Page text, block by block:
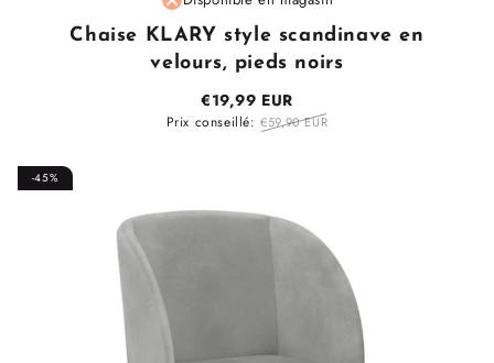
Chaise KLARY style scandinave en
velours, pieds noirs
€19,99 EUR
Prix conseillé: €59,90 EUR
-45%